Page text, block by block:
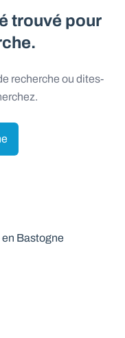
trouvé pour
recherche ou dites-
Bastogne